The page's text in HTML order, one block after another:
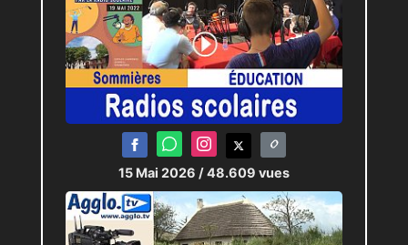
15 Mai 2026 / 48.609 vues